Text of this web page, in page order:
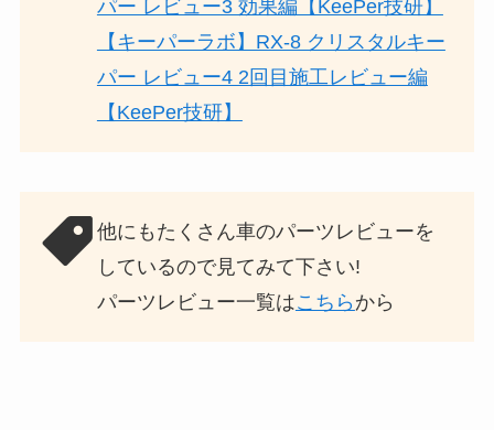
パー レビュー3 効果編【KeePer技研】
【キーパーラボ】RX-8 クリスタルキー
パー レビュー4 2回目施工レビュー編
【KeePer技研】
他にもたくさん車のパーツレビューを
しているので見てみて下さい!
パーツレビュー一覧はこちら から